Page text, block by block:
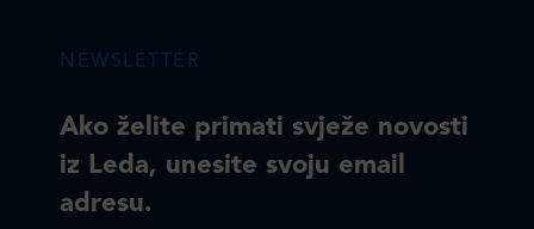
NEWSLETTER
Ako želite primati svježe novosti
iz Leda, unesite svoju email
adresu.